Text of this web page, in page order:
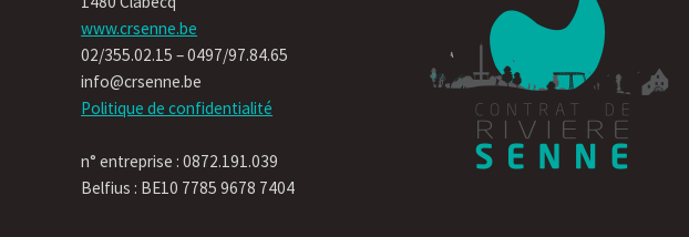
www.crsenne.be
02/355.02.15 – 0497/97.84.65
info@crsenne.be
Politique de confidentialité
n° entreprise : 0872.191.039
Belfius : BE10 7785 9678 7404